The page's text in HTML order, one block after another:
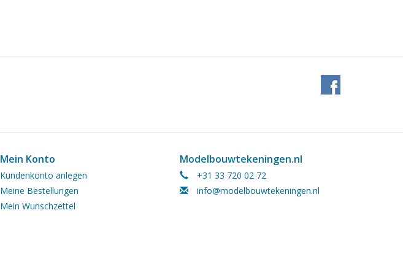
Mein Konto
Kundenkonto anlegen
Meine Bestellungen
Mein Wunschzettel
Modelbouwtekeningen.nl
+31 33 720 02 72
info@modelbouwtekeningen.nl